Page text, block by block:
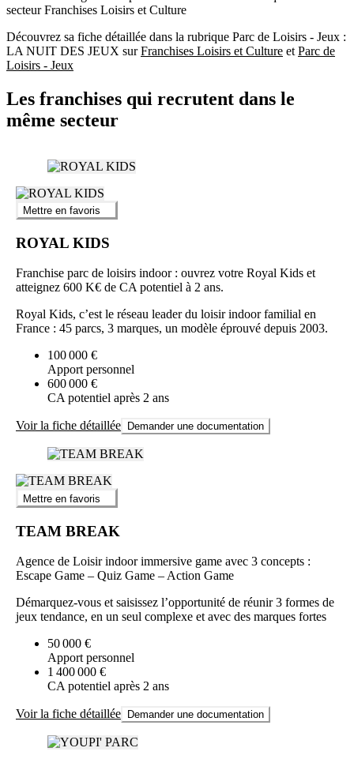
secteur Franchises Loisirs et Culture
Découvrez sa fiche détaillée dans la rubrique Parc de Loisirs - Jeux :
LA NUIT DES JEUX surFranchises Loisirs et Culture et Parc de
Loisirs - Jeux
Les franchises qui recrutent dans le
même secteur
Mettre en favoris
ROYAL KIDS
Franchise parc de loisirs indoor : ouvrez votre Royal Kids et
atteignez 600 K€ de CA potentiel à 2 ans.
Royal Kids, c’est le réseau leader du loisir indoor familial en
France : 45 parcs, 3 marques, un modèle éprouvé depuis 2003.
100 000 €
Apport personnel
600 000 €
CA potentiel après 2 ans
Voir la fiche détaillée Demander une documentation
Mettre en favoris
TEAM BREAK
Agence de Loisir indoor immersive game avec 3 concepts :
Escape Game – Quiz Game – Action Game
Démarquez-vous et saisissez l’opportunité de réunir 3 formes de
jeux tendance, en un seul complexe et avec des marques fortes
50 000 €
Apport personnel
1 400 000 €
CA potentiel après 2 ans
Voir la fiche détaillée Demander une documentation